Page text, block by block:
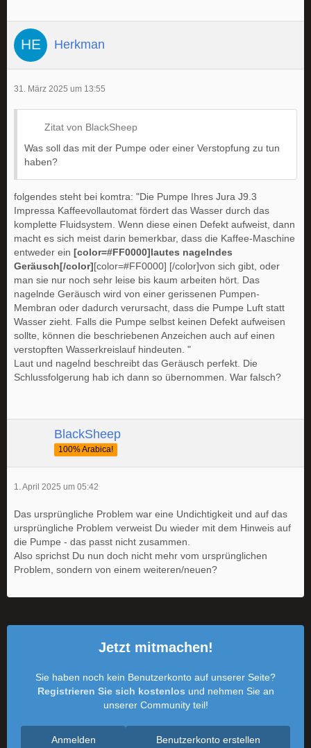
Herkman
31. März 2025 um 13:55
Zitat von BlackSheep
Was soll das mit der Pumpe oder einer Verstopfung zu tun
haben?
folgendes steht bei komtra: "Die Pumpe Ihres Jura J9.3
Impressa Kaffeevollautomat fördert das Wasser durch das
komplette Fluidsystem. Wenn diese einen Defekt aufweist, dann
macht es sich meist darin bemerkbar, dass die Kaffee-Maschine
entweder ein [color=#FF0000]lautes nagelndes
Geräusch[/color][color=#FF0000] [/color]von sich gibt, oder
man sie nur noch sehr leise bis kaum arbeiten hört. Das
nagelnde Geräusch wird von einer gerissenen Pumpen-
Membran oder dadurch verursacht, dass die Pumpe Luft statt
Wasser zieht. Falls die Pumpe selbst keinen Defekt aufweisen
sollte, können die beschriebenen Anzeichen auch auf einen
verstopften Wasserkreislauf hindeuten. "
Laut und nagelnd beschreibt das Geräusch perfekt. Die
Schlussfolgerung hab ich dann so übernommen. War falsch?
BlackSheep
100% Arabica!
1. April 2025 um 05:42
Das ursprüngliche Problem war eine Undichtigkeit und auf das
ursprüngliche Problem verweist Du wieder mit dem Hinweis auf
die Pumpe - das passt nicht zusammen.
Also sprichst Du nun doch nicht mehr vom ursprünglichen
Problem, sondern von einem weiteren/neuen?
Jetzt mitmachen!
Sie haben noch kein Benutzerkonto auf unserer Seite?
Registrieren Sie sich kostenlos und nehmen Sie an
unserer Community teil!
Benutzerkonto erstellen
Anmelden